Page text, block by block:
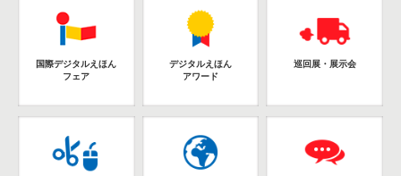
国際デジタルえほん
フェア
デジタルえほん
アワード
巡回展・展示会